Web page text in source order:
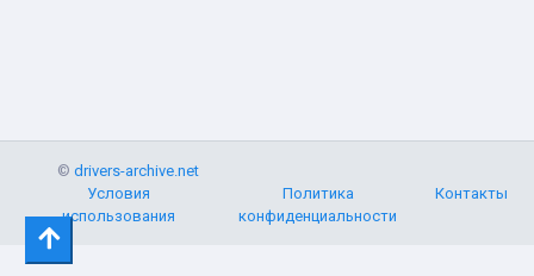
©drivers-archive.net
Условия
использования
Политика
конфиденциальности
Контакты